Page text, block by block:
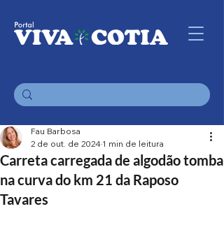
Carreta carregada de algodão tomba
na curva do km 21 da Raposo
Tavares
Fau Barbosa
2 de out. de 2024 1 min de leitura